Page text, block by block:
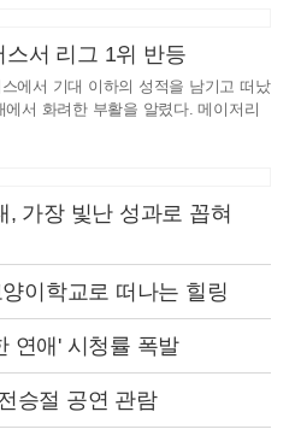
스서 리그 1위 반등
에서 기대 이하의 성적을 남기고 떠났
서 화려한 부활을 알렸다. 메이저리
가장 빛난 성과로 꼽혀
이학교로 떠나는 힐링
연애' 시청률 폭발
승절 공연 관람